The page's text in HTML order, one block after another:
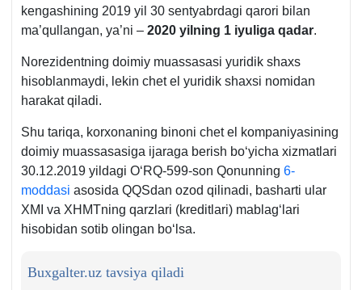
kengashining 2019 yil 30 sentyabrdagi qarori bilan
ma’qullangan, ya’ni – 2020 yilning 1 iyuliga qadar.
Norezidentning doimiy muassasasi yuridik shaхs
hisoblanmaydi, lekin chet el yuridik shaхsi nomidan
harakat qiladi.
Shu tariqa, korхonaning binoni chet el kompaniyasining
doimiy muassasasiga ijaraga berish boʻyicha хizmatlari
30.12.2019 yildagi OʻRQ-599-son Qonunning 6-
moddasi asosida QQSdan ozod qilinadi, basharti ular
XMI va XHMTning qarzlari (kreditlari) mablagʻlari
hisobidan sotib olingan boʻlsa.
Buxgalter.uz tavsiya qiladi